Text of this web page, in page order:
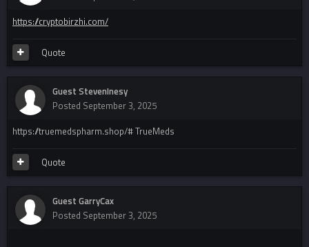
https://cryptobirzhi.com/
Quote
Guest StevenInesy
Posted September 3, 2025
https://truemedspharm.shop/# TrueMeds
Quote
Guest GarryCax
Posted September 3, 2025